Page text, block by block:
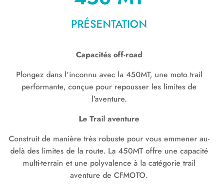
PRÉSENTATION
Capacités off-road
Plongez dans l’inconnu avec la 450MT, une moto trail
performante, conçue pour repousser les limites de
l’aventure.
Le Trail aventure
Construit de manière très robuste pour vous emmener au-
delà des limites de la route. La 450MT offre une capacité
multi-terrain et une polyvalence à la catégorie trail
aventure de CFMOTO.